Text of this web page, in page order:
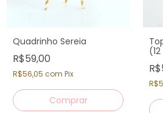
Quadrinho Sereia
R$59,00
R$56,05 com Pix